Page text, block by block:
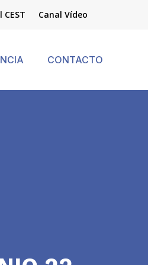
Canal Vídeo
CONTACTO